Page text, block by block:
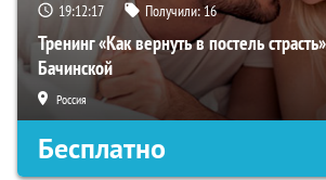
19:12:16 Получили:16
Тренинг «Как вернуть в постель
Бачинской
Россия
Бесплатно